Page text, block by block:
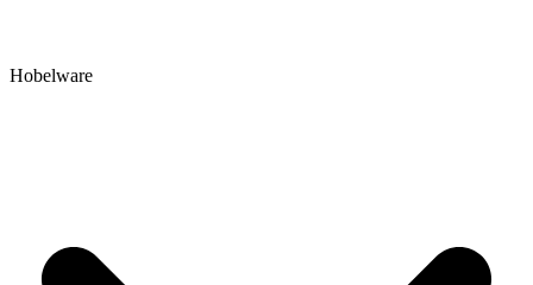
Hobelware